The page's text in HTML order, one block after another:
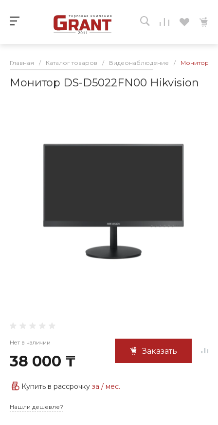
Главная / Каталог товаров / Видеонаблюдение / Монитор
Монитор DS-D5022FN00 Hikvision
Нет в наличии
38 000 ₸
Заказать
Купить в рассрочку за / мес.
Нашли дешевле?